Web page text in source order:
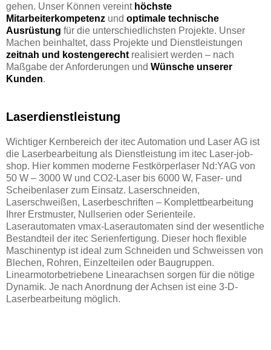
gehen. Unser Können vereint höchste
Mitarbeiterkompetenz und optimale technische
Ausrüstung für die unterschiedlichsten Projekte. Unser
Machen beinhaltet, dass Projekte und Dienstleistungen
zeitnah und kostengerecht realisiert werden – nach
Maßgabe der Anforderungen und Wünsche unserer
Kunden.
Laserdienstleistung
Wichtiger Kernbereich der itec Automation und Laser AG ist
die Laserbearbeitung als Dienstleistung im itec Laser-job-
shop. Hier kommen moderne Festkörperlaser Nd:YAG von
50 W – 3000 W und CO2-Laser bis 6000 W, Faser- und
Scheibenlaser zum Einsatz. Laserschneiden,
Laserschweißen, Laserbeschriften – Komplettbearbeitung
Ihrer Erstmuster, Nullserien oder Serienteile.
Laserautomaten vmax-Laserautomaten sind der wesentliche
Bestandteil der itec Serienfertigung. Dieser hoch flexible
Maschinentyp ist ideal zum Schneiden und Schweissen von
Blechen, Rohren, Einzelteilen oder Baugruppen.
Linearmotorbetriebene Linearachsen sorgen für die nötige
Dynamik. Je nach Anordnung der Achsen ist eine 3-D-
Laserbearbeitung möglich.